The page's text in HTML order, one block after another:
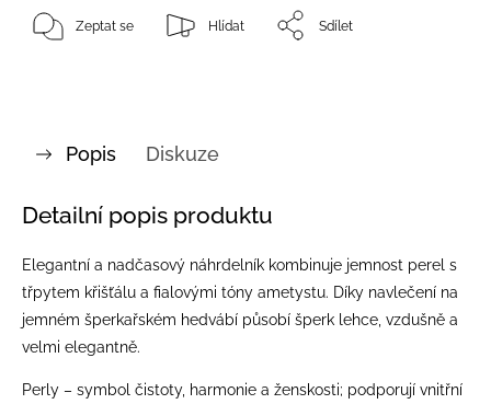
Zeptat se Hlídat Sdílet
Popis Diskuze
Detailní popis produktu
Elegantní a nadčasový náhrdelník kombinuje jemnost perel s
třpytem křišťálu a fialovými tóny ametystu. Díky navlečení na
jemném šperkařském hedvábí působí šperk lehce, vzdušně a
velmi elegantně.
Perly – symbol čistoty, harmonie a ženskosti; podporují vnitřní